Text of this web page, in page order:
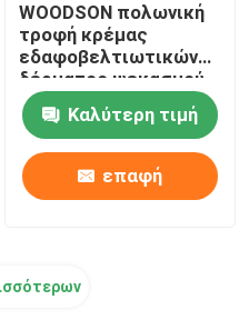
WOODSON πολωνική
τροφή κρέμας
εδαφοβελτιωτικών
δέρματος ψεκασμού
κεριών αυτοκινήτων
ασφαλίστρου
Καλύτερη τιμή
επαφή